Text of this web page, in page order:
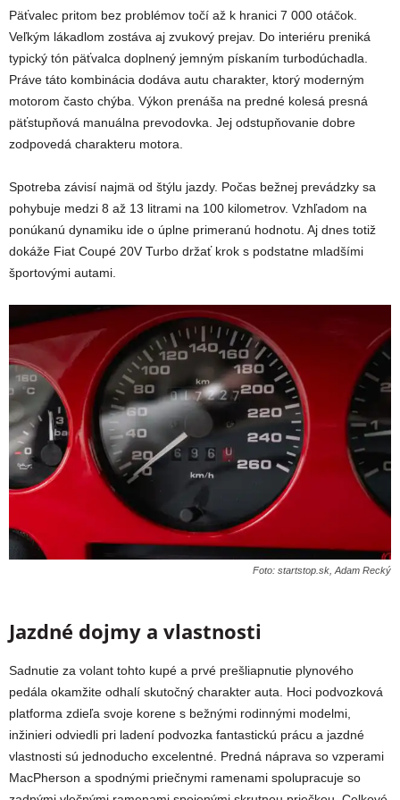
Päťvalec pritom bez problémov točí až k hranici 7 000 otáčok.
Veľkým lákadlom zostáva aj zvukový prejav. Do interiéru preniká
typický tón päťvalca doplnený jemným pískaním turbodúchadla.
Práve táto kombinácia dodáva autu charakter, ktorý moderným
motorom často chýba. Výkon prenáša na predné kolesá presná
päťstupňová manuálna prevodovka. Jej odstupňovanie dobre
zodpovedá charakteru motora.
Spotreba závisí najmä od štýlu jazdy. Počas bežnej prevádzky sa
pohybuje medzi 8 až 13 litrami na 100 kilometrov. Vzhľadom na
ponúkanú dynamiku ide o úplne primeranú hodnotu. Aj dnes totiž
dokáže Fiat Coupé 20V Turbo držať krok s podstatne mladšími
športovými autami.
Foto: startstop.sk, Adam Recký
Jazdné dojmy a vlastnosti
Sadnutie za volant tohto kupé a prvé prešliapnutie plynového
pedála okamžite odhalí skutočný charakter auta. Hoci podvozková
platforma zdieľa svoje korene s bežnými rodinnými modelmi,
inžinieri odviedli pri ladení podvozka fantastickú prácu a jazdné
vlastnosti sú jednoducho excelentné. Predná náprava so vzperami
MacPherson a spodnými priečnymi ramenami spolupracuje so